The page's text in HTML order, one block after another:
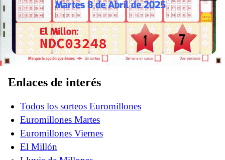
Enlaces de interés
Todos los sorteos Euromillones
Euromillones Martes
Euromillones Viernes
El Millón